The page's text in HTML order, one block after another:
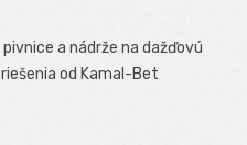
a nádrže na dažďovú
od Kamal-Bet